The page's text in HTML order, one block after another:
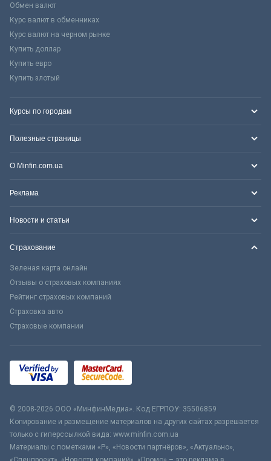
Обмен валют
Курс валют в обменниках
Курс валют на черном рынке
Купить доллар
Купить евро
Купить злотый
Курсы по городам
Полезные страницы
О Minfin.com.ua
Реклама
Новости и статьи
Страхование
Зеленая карта онлайн
Отзывы о страховых компаниях
Рейтинг страховых компаний
Страховка авто
Страховые компании
© 2008-2026 ООО «МинфинМедиа». Код ЕГРПОУ: 35506859
Копирование и размещение материалов на других сайтах разрешается
только с гиперссылкой вида: www.minfin.com.ua
Материалы с пометками «Р», «Новости партнёров», «Актуально»,